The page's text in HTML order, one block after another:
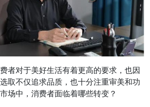
者对于美好生活有着更高的要求，也因
取不仅追求品质，也十分注重审美和功
场中，消费者面临着哪些转变？